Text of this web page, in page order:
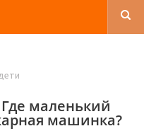
маленький
машинка?